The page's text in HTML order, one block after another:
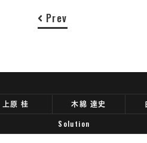
Prev
上原 桂 木綿 達史
Solution